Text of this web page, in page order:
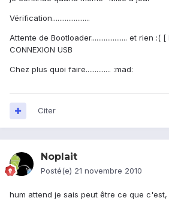
Vérification.....................
Attente de Bootloader.................... et rien :( [
CONNEXION USB
Chez plus quoi faire.............. :mad:
Citer
Noplait
Posté(e) 21 novembre 2010
hum attend je sais peut être ce que